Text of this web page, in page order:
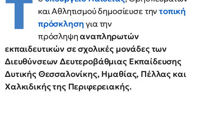
και Αθλητισμού δημοσίευσε τηντοπική
πρόσκλησηγια την
πρόσληψηαναπληρωτών
εκπαιδευτικών σε σχολικές μονάδες των
Διευθύνσεων Δευτεροβάθμιας Εκπαίδευσης
Δυτικής Θεσσαλονίκης, Ημαθίας, Πέλλας και
Χαλκιδικής της Περιφερειακής.